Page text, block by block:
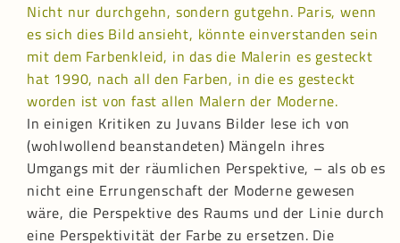
Nicht nur durchgehn, sondern gutgehn. Paris, wenn
es sich dies Bild ansieht, könnte einverstanden sein
mit dem Farbenkleid, in das die Malerin es gesteckt
hat 1990, nach all den Farben, in die es gesteckt
worden ist von fast allen Malern der Moderne.
In einigen Kritiken zu Juvans Bilder lese ich von
(wohlwollend beanstandeten) Mängeln ihres
Umgangs mit der räumlichen Perspektive, – als ob es
nicht eine Errungenschaft der Moderne gewesen
wäre, die Perspektive des Raums und der Linie durch
eine Perspektivität der Farbe zu ersetzen. Die